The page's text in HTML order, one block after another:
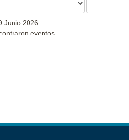
Junio 2026
eventos